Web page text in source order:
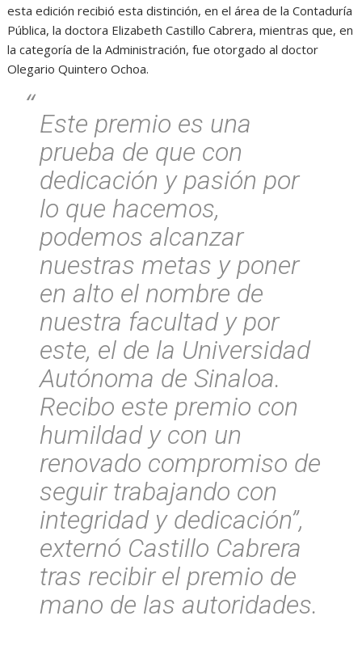
esta edición recibió esta distinción, en el área de la Contaduría
Pública, la doctora Elizabeth Castillo Cabrera, mientras que, en
la categoría de la Administración, fue otorgado al doctor
Olegario Quintero Ochoa.
Este premio es una
prueba de que con
dedicación y pasión por
lo que hacemos,
podemos alcanzar
nuestras metas y poner
en alto el nombre de
nuestra facultad y por
este, el de la Universidad
Autónoma de Sinaloa.
Recibo este premio con
humildad y con un
renovado compromiso de
seguir trabajando con
integridad y dedicación”,
externó Castillo Cabrera
tras recibir el premio de
mano de las autoridades.